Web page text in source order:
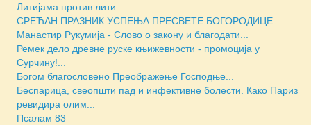
Литијама против лити...
СРЕЋАН ПРАЗНИК УСПЕЊА ПРЕСВЕТЕ БОГОРОДИЦЕ...
Манастир Рукумија - Слово о закону и благодати...
Ремек дело древне руске књижевности - промоција у
Сурчину!...
Богом благословено Преображење Господње...
Беспарица, свеопшти пад и инфективне болести. Како Париз
ревидира олим...
Псалам 83